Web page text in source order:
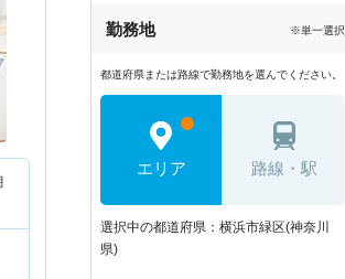
勤務地 ※単一選択
都道府県または路線で勤務地を選んでください。
エリア 路線・駅
選択中の都道府県：横浜市緑区(神奈川
県)